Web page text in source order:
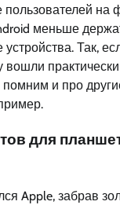
на
меньше
Так,
вошли
и про
для
Apple, забрав